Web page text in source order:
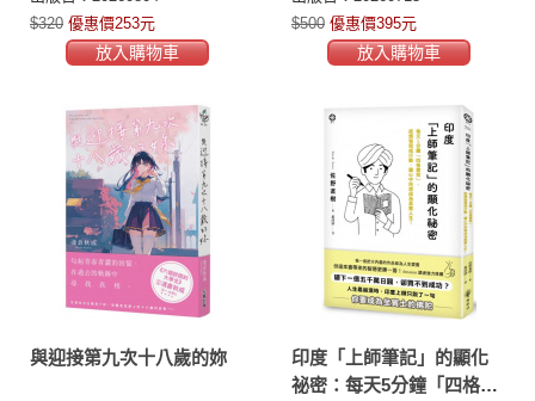
$320 優惠價253元
放入購物車
$500 優惠價395元
放入購物車
與迎接第九次十八歲的妳
印度「上師筆記」的顯化
祕密：每天5分鐘「四格書